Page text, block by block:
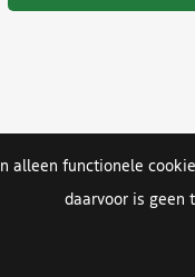
alleen functionele
daarvoor is geen